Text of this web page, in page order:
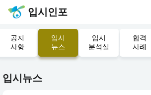
입시인포
공지
사항
입시
뉴스
입시
분석실
합격
사례
입시뉴스